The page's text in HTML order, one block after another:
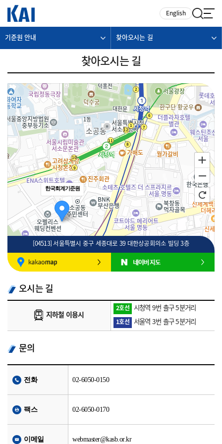
English
기준원 안내 찾아오시는 길
찾아오시는 길
한국회계기준원
100m
[04513] 서울특별시 중구 세종대로 39 대한상공회의소 빌딩 3층
오시는 길
지하철 이용시
2호선 시청역 9번 출구 5분거리
1호선 서울역 3번 출구 5분거리
문의
전화 02-6050-0150
팩스 02-6050-0170
이메일 webmaster@kasb.or.kr